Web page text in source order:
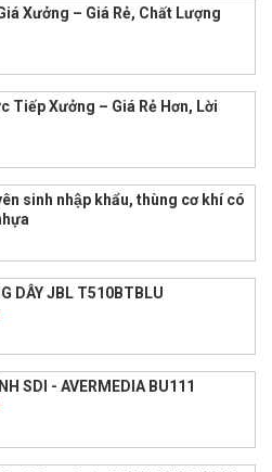
Xưởng – Giá Rẻ, Chất Lượng
Tiếp Xưởng – Giá Rẻ Hơn, Lời
sinh nhập khẩu, thùng cơ khí có
DÂY JBL T510BTBLU
SDI - AVERMEDIA BU111